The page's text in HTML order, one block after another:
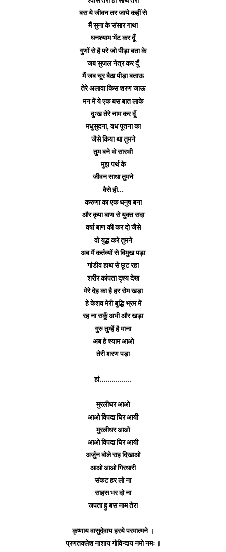
बस ये जीवन तर जाये कहीं से
मैं सुना के संसार गाथा
घनश्याम भेंट कर दूँ
गुणों से है परे जो पीड़ा बता के
जब सुजल नेत्र कर दूँ
मैं जब चूर बैठा पीड़ा बताऊ
तेरे अलावा किस शरण जाऊ
मन में ये एक बस बात लाके
दुःख तेरे नाम कर दूँ
मधुसुदना, वध पूतना का
जैसे किया था तुमने
तुम बने थे सारथी
मुझ पर्थ के
जीवन साधा तुमने
वैसे ही...
करुणा का एक धनुष बना
और कृपा बाण से युक्त सदा
वर्षा बाण की कर दो जैसे
वो युद्ध करे तुमने
अब मैं कर्तव्यों से विमुख पड़ा
गांडीव हाथ से छूट रहा
शरीर कांपता दृश्य देख
मेरे देह का है हर रोम खड़ा
हे केशव मेरी बुद्धि भ्रम में
रह ना सकूँ अभी और खड़ा
गुरु तुम्हें है माना
अब हे श्याम आओ
तेरी शरण पड़ा
हां................
मुरलीधर आओ
आओ विपदा घिर आयी
मुरलीधर आओ
आओ विपदा घिर आयी
अर्जुन बोले राह दिखाओ
आओ आओ गिरधारी
संकट हर लो ना
साहस भर दो ना
जपता हु बस नाम तेरा
कृष्णाय वासुदेवाय हरये परमात्मने ।
प्रणतक्लेश नाशाय गोविन्दाय नमो नमः ॥